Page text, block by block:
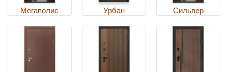
Мегаполис Урбан Сильвер